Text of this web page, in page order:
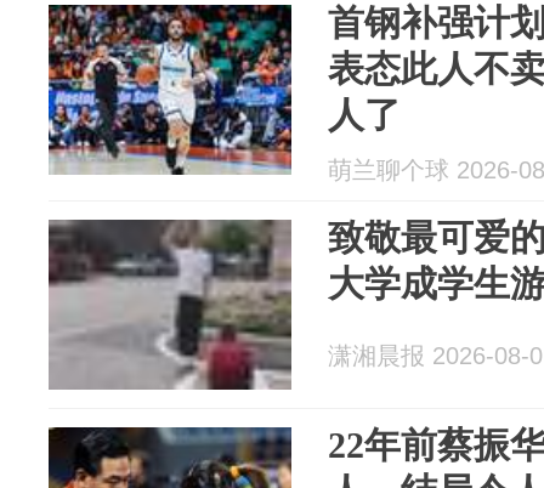
首钢补强计
表态此人不
人了
萌兰聊个球 2026-
致敬最可爱
大学成学生
潇湘晨报 2026-08-
22年前蔡振